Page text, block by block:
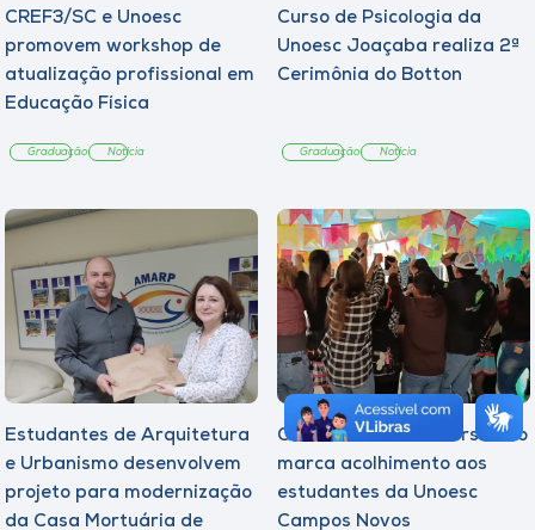
CREF3/SC e Unoesc
promovem workshop de
atualização profissional em
Educação Física
Graduação Notícia
Curso de Psicologia da
Unoesc Joaçaba realiza 2ª
Cerimônia do Botton
Graduação Notícia
Estudantes de Arquitetura
e Urbanismo desenvolvem
projeto para modernização
da Casa Mortuária de
Quarto Arraiá Universitário
marca acolhimento aos
estudantes da Unoesc
Campos Novos